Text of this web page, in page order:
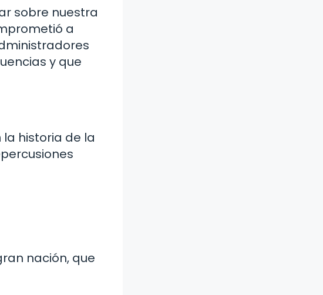
sobre nuestra
a
y que
la historia de la
nación, que